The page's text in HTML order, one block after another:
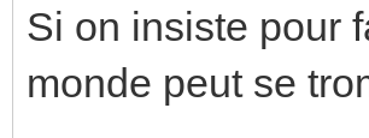
Si on insiste pour
monde peut se